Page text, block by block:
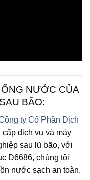
NƯỚC CỦA
BÃO:
ty Cổ Phần Dịch
dịch vụ và máy
sau lũ bão, với
D6686, chúng tôi
nước sạch an toàn.